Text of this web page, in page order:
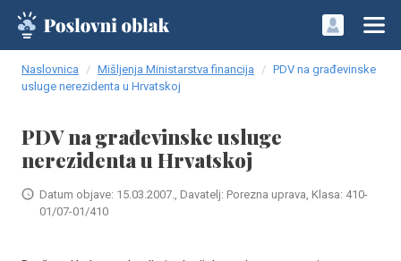
Naslovnica Mišljenja Ministarstva financija
PDV na građevinske
usluge nerezidenta u Hrvatskoj
PDV na građevinske usluge
nerezidenta u Hrvatskoj
Datum objave: 15.03.2007., Davatelj: Porezna uprava, Klasa: 410-
01/07-01/410